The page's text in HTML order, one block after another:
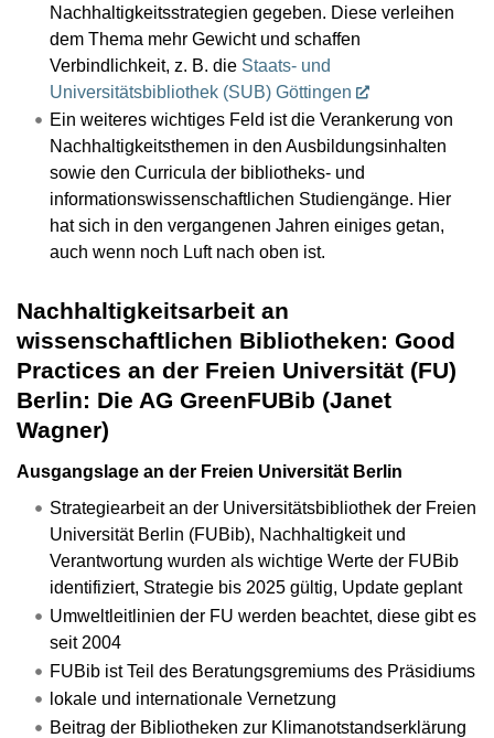
Nachhaltigkeitsstrategien gegeben. Diese verleihen
dem Thema mehr Gewicht und schaffen
Verbindlichkeit, z. B. die Staats- und
Universitätsbibliothek (SUB) Göttingen
Ein weiteres wichtiges Feld ist die Verankerung von
Nachhaltigkeitsthemen in den Ausbildungsinhalten
sowie den Curricula der bibliotheks- und
informationswissenschaftlichen Studiengänge. Hier
hat sich in den vergangenen Jahren einiges getan,
auch wenn noch Luft nach oben ist.
Nachhaltigkeitsarbeit an
wissenschaftlichen Bibliotheken: Good
Practices an der Freien Universität (FU)
Berlin: Die AG GreenFUBib (Janet
Wagner)
Ausgangslage an der Freien Universität Berlin
Strategiearbeit an der Universitätsbibliothek der Freien
Universität Berlin (FUBib), Nachhaltigkeit und
Verantwortung wurden als wichtige Werte der FUBib
identifiziert, Strategie bis 2025 gültig, Update geplant
Umweltleitlinien der FU werden beachtet, diese gibt es
seit 2004
FUBib ist Teil des Beratungsgremiums des Präsidiums
lokale und internationale Vernetzung
Beitrag der Bibliotheken zur Klimanotstandserklärung